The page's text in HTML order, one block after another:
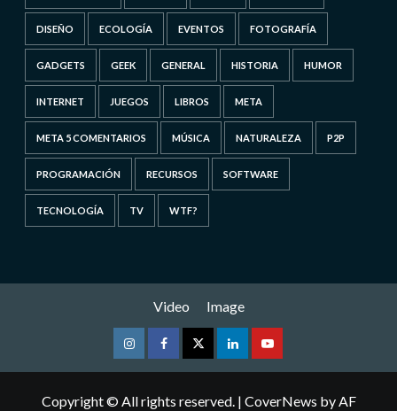
DISEÑO ECOLOGÍA EVENTOS FOTOGRAFÍA
GADGETS GEEK GENERAL HISTORIA HUMOR
INTERNET JUEGOS LIBROS META
META 5 COMENTARIOS MÚSICA NATURALEZA P2P
PROGRAMACIÓN RECURSOS SOFTWARE
TECNOLOGÍA TV WTF?
Video Image
InstagramFacebookTwitterLinkedinYoutube
Copyright © All rights reserved. | CoverNews by AF